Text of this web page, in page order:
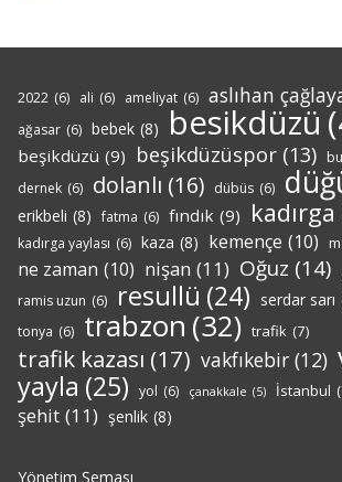
2022 (6) ali (6) ameliyat (6) aslıhan
ağasar (6) bebek (8) besikdüzü
beşikdüzü (9) beşikdüzüspor (13)
dernek (6) dolanlı (16) dübüs (6)
erikbeli (8) fatma (6) fındık (9) kadırga
kadırga yaylası (6) kaza (8) kemençe (10)
ne zaman (10) nişan (11) Oğuz (14)
ramis uzun (6) resullü (24) serdar sarı
tonya (6) trabzon (32) trafik (7)
trafik kazası (17) vakfıkebir (12)
yayla (25) yol (6) çanakkale (5) İstanbul
şehit (11) şenlik (8)
Yönetim Şeması